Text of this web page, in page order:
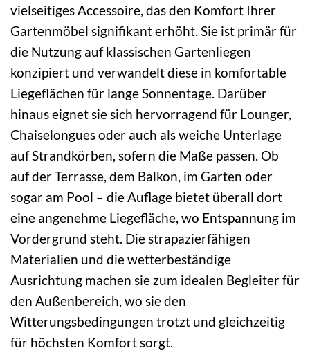
vielseitiges Accessoire, das den Komfort Ihrer
Gartenmöbel signifikant erhöht. Sie ist primär für
die Nutzung auf klassischen Gartenliegen
konzipiert und verwandelt diese in komfortable
Liegeflächen für lange Sonnentage. Darüber
hinaus eignet sie sich hervorragend für Lounger,
Chaiselongues oder auch als weiche Unterlage
auf Strandkörben, sofern die Maße passen. Ob
auf der Terrasse, dem Balkon, im Garten oder
sogar am Pool – die Auflage bietet überall dort
eine angenehme Liegefläche, wo Entspannung im
Vordergrund steht. Die strapazierfähigen
Materialien und die wetterbeständige
Ausrichtung machen sie zum idealen Begleiter für
den Außenbereich, wo sie den
Witterungsbedingungen trotzt und gleichzeitig
für höchsten Komfort sorgt.